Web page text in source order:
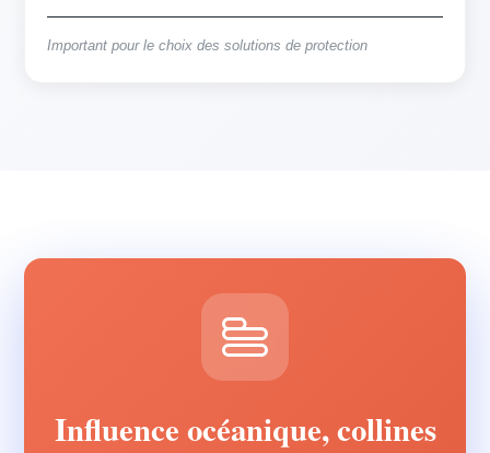
Important pour le choix des solutions de protection
Influence océanique, collines